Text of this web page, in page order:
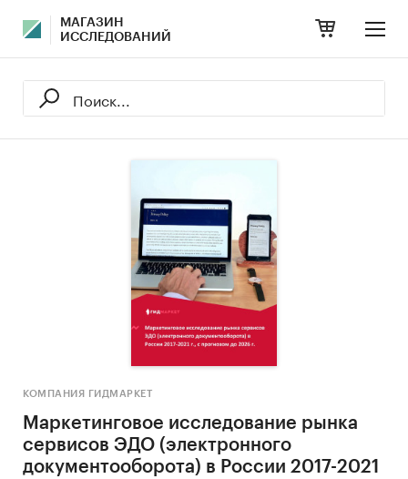
МАГАЗИН
ИССЛЕДОВАНИЙ
КОМПАНИЯ ГИДМАРКЕТ
Маркетинговое исследование рынка
сервисов ЭДО (электронного
документооборота) в России 2017-2021